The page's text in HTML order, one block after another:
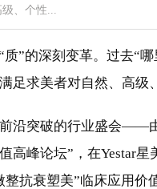
、个性...
质”的深刻变革。过去“
足求美者对自然、高级
沿突破的行业盛会——
高峰论坛”，在Yestar
抗衰塑美”临床应用